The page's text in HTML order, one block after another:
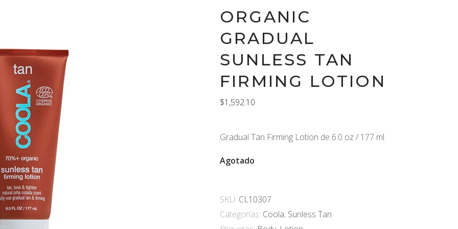
ORGANIC
GRADUAL
SUNLESS TAN
FIRMING LOTION
$1,592.10
Gradual Tan Firming Lotion de 6.0 oz / 177 ml
Agotado
SKU: CL10307
Categorías: Coola, Sunless Tan